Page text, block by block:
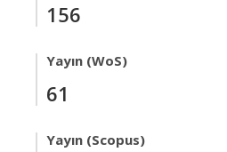
156
Yayın (WoS)
61
Yayın (Scopus)